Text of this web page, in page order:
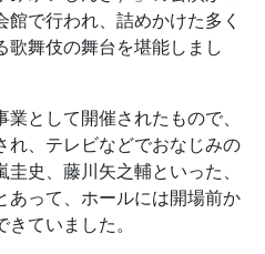
館で行われ、詰めかけた多く
歌舞伎の舞台を堪能しまし
として開催されたもので、
れ、テレビなどでおなじみの
史、藤川矢之輔といった、
あって、ホールには開場前か
ていました。